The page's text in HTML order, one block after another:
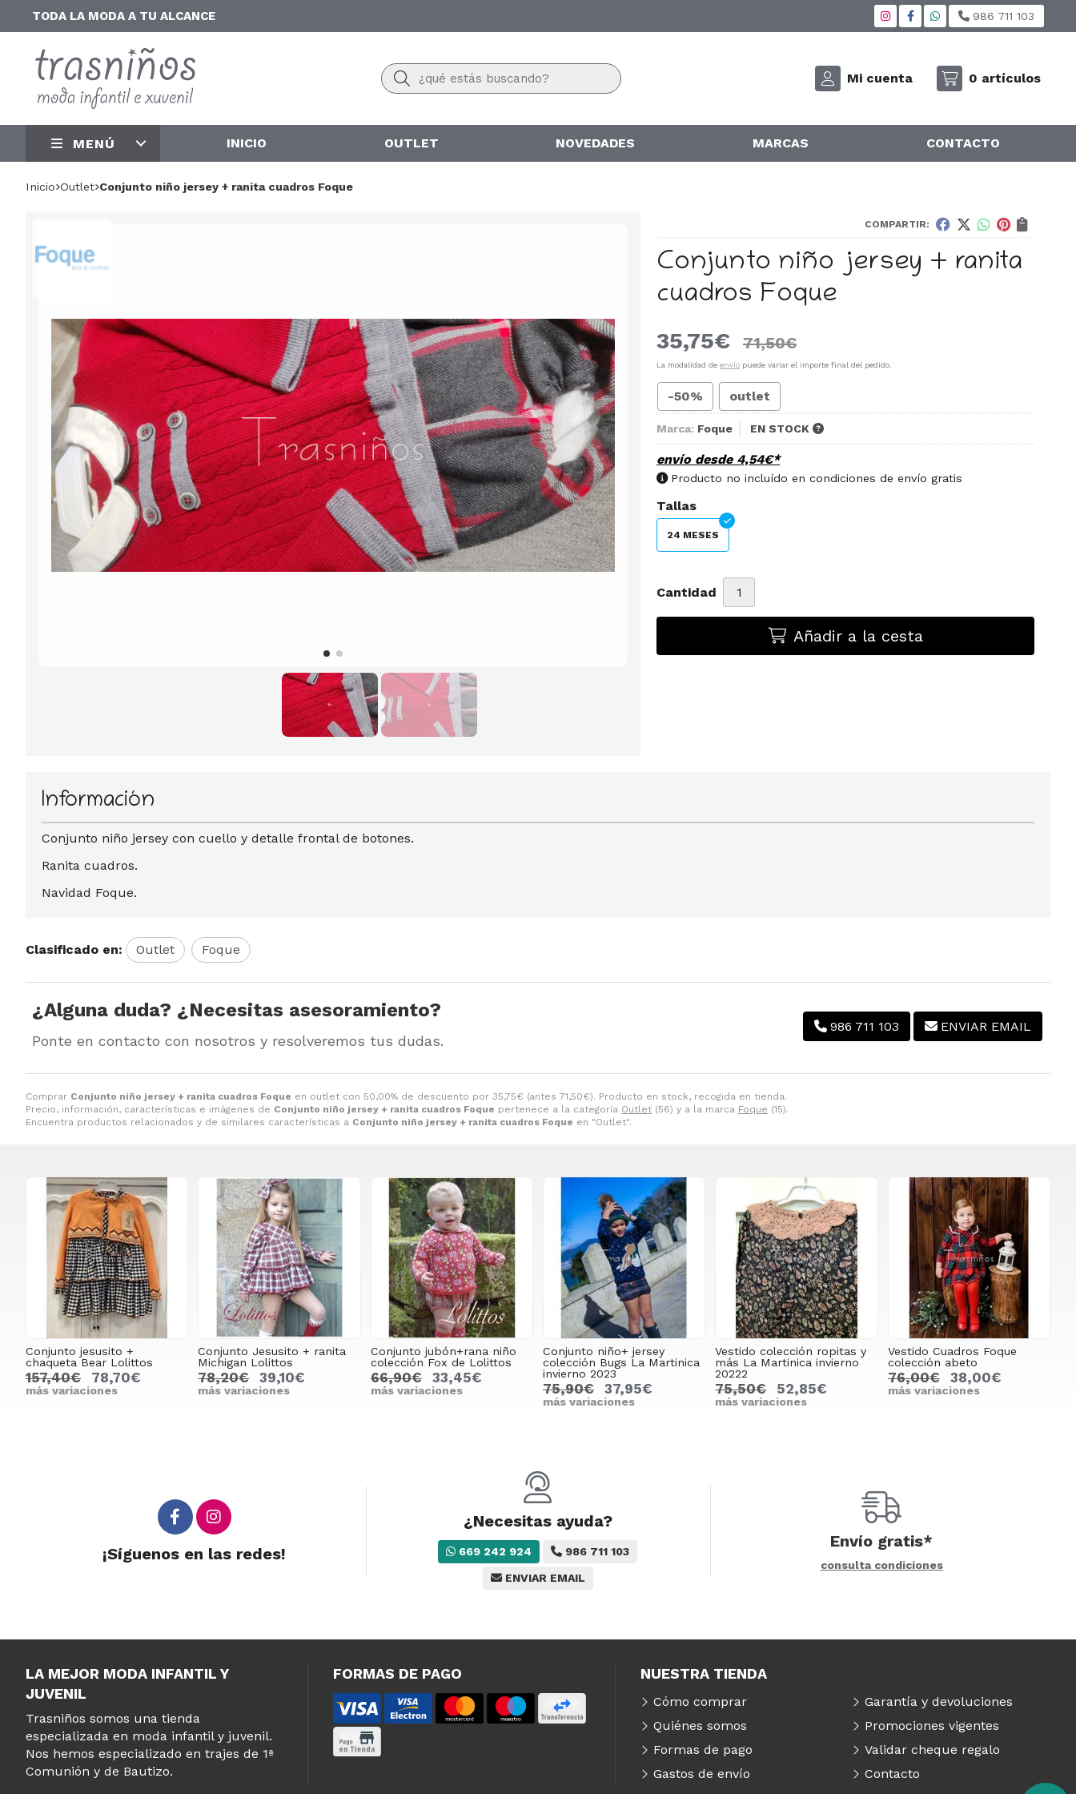
TODA LA MODA A TU ALCANCE 986 711 103
Buscar Mi cuenta 0 artículos
MENÚ INICIO OUTLET NOVEDADES MARCAS CONTACTO
Inicio outlet Conjunto niño jersey + ranita cuadros Foque
COMPARTIR:
Conjunto niño jersey + ranita
cuadros Foque
35,75€ 71,50€
La modalidad de envío puede variar el importe final del pedido.
-50% outlet
Marca: Foque EN STOCK
envío desde 4,54€*
Producto no incluído en condiciones de envío gratis
Tallas
24 MESES
Cantidad
Añadir a la cesta
Comprar Conjunto niño jersey + ranita cuadros Foque en outlet con 50,00% de descuento por 35,75€ (antes 71,50€). Producto en stock, recogida en tienda.
Precio, información, características e imágenes de Conjunto niño jersey + ranita cuadros Foque pertenece a la categoría Outlet (56) y a la marca Foque (15).
Encuentra productos relacionados y de similares características a Conjunto niño jersey + ranita cuadros Foque en "Outlet".
Información
Conjunto niño jersey con cuello y detalle frontal de botones.
Ranita cuadros.
Navidad Foque.
Clasificado en: Outlet Foque
¿Alguna duda? ¿Necesitas asesoramiento?
Ponte en contacto con nosotros y resolveremos tus dudas.
986 711 103 ENVIAR EMAIL
Conjunto jesusito +
chaqueta Bear Lolittos
157,40€ 78,70€
más variaciones
Conjunto Jesusito + ranita
Michigan Lolittos
78,20€ 39,10€
más variaciones
Conjunto jubón+rana niño
colección Fox de Lolittos
66,90€ 33,45€
más variaciones
Conjunto niño+ jersey
colección Bugs La Martinica
invierno 2023
75,90€ 37,95€
más variaciones
Vestido colección ropitas y
más La Martinica invierno
20222
75,50€ 52,85€
más variaciones
Vestido Cuadros Foque
colección abeto
76,00€ 38,00€
más variaciones
¡Síguenos en las redes!
¿Necesitas ayuda?
669 242 924 986 711 103
ENVIAR EMAIL
Envío gratis*
consulta condiciones
LA MEJOR MODA INFANTIL Y
JUVENIL
Trasniños somos una tienda
especializada en moda infantil y juvenil.
Nos hemos especializado en trajes de 1ª
Comunión y de Bautizo.
FORMAS DE PAGO NUESTRA TIENDA
Cómo comprar
Quiénes somos
Formas de pago
Gastos de envío
Garantía y devoluciones
Promociones vigentes
Validar cheque regalo
Contacto